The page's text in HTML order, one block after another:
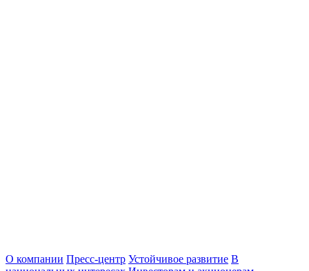
О компании Пресс-центр Устойчивое развитие В